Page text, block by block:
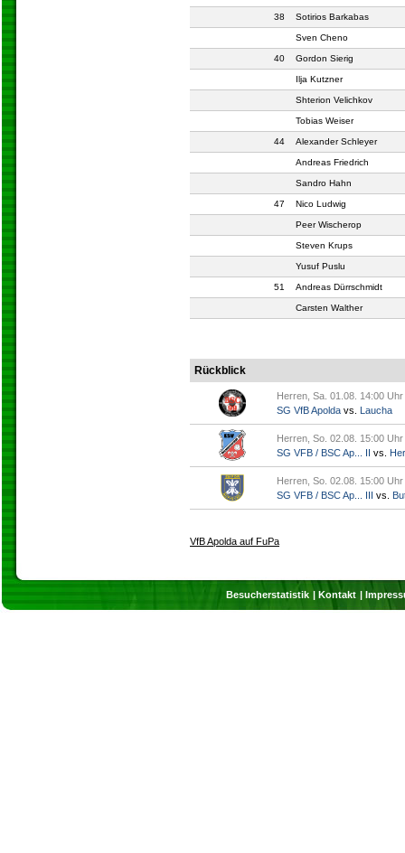
38 Sotirios Barkabas
Sven Cheno
40 Gordon Sierig
Ilja Kutzner
Shterion Velichkov
Tobias Weiser
44 Alexander Schleyer
Andreas Friedrich
Sandro Hahn
47 Nico Ludwig
Peer Wischerop
Steven Krups
Yusuf Puslu
51 Andreas Dürrschmidt
Carsten Walther
Rückblick
Herren, Sa. 01.08. 14:00 Uhr
SG VfB Apolda vs. Laucha
Herren, So. 02.08. 15:00 Uhr
SG VFB / BSC Ap... II vs.
Herren, So. 02.08. 15:00 Uhr
SG VFB / BSC Ap... III vs.
VfB Apolda auf FuPa
Besucherstatistik Kontakt